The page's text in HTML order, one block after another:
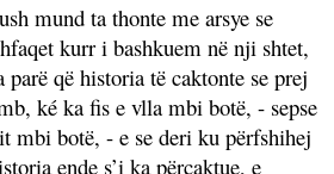
mund ta thonte me arsye se
kurr i bashkuem në nji shtet,
që historia të caktonte se prej
ké ka fis e vlla mbi botë, - sepse
mbi botë, - e se deri ku përfshihej
ende s’i ka përcaktue, e